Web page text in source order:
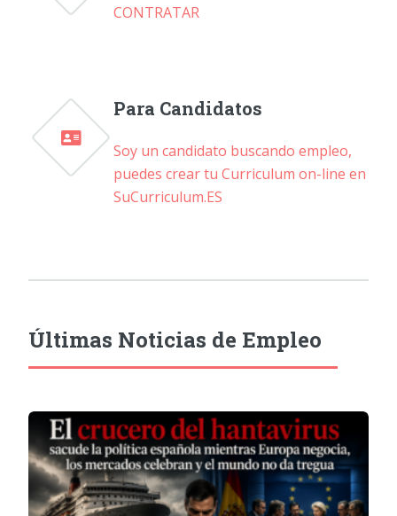
CONTRATAR
Para Candidatos
Soy un candidato buscando empleo,
puedes crear tu Curriculum on-line en
SuCurriculum.ES
Últimas Noticias de Empleo